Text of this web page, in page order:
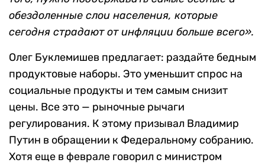
обездоленные слои населения, которые
сегодня страдают от инфляции больше всего».
Олег Буклемишев предлагает: раздайте бедным
продуктовые наборы. Это уменьшит спрос на
социальные продукты и тем самым снизит
цены. Все это — рыночные рычаги
регулирования. К этому призывал Владимир
Путин в обращении к Федеральному собранию.
Хотя еще в феврале говорил с министром